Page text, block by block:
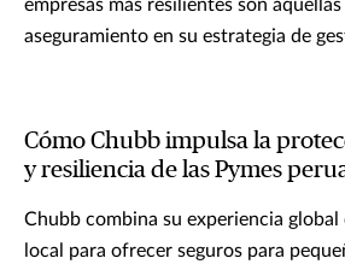
empresas más resilientes son
aseguramiento en su estrategia de
Cómo Chubb impulsa la
y resiliencia de las Pymes
Chubb combina su experiencia
local para ofrecer seguros para